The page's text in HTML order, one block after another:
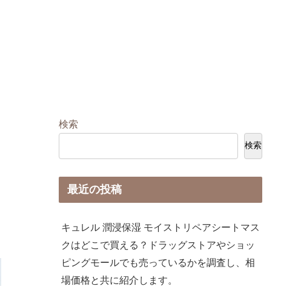
検索
検索
最近の投稿
キュレル 潤浸保湿 モイストリペアシートマス
クはどこで買える？ドラッグストアやショッ
ピングモールでも売っているかを調査し、相
場価格と共に紹介します。